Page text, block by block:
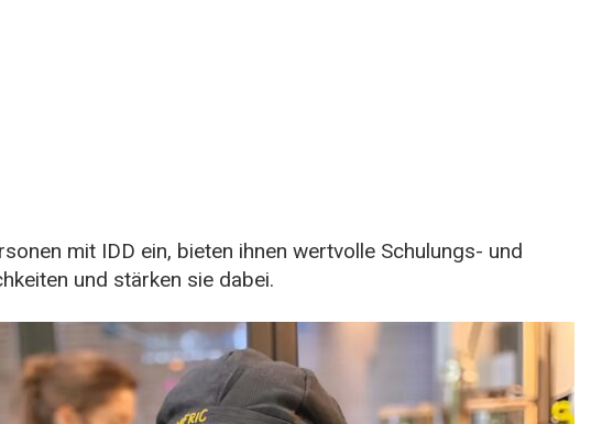
mit IDD ein, bieten ihnen wertvolle Schulungs- und
und stärken sie dabei.